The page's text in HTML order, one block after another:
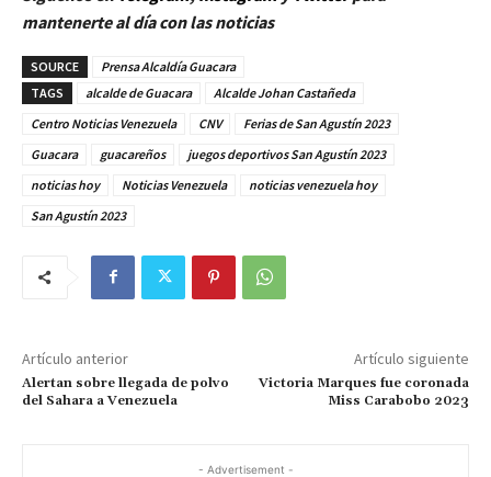
mantenerte al día con las noticias
SOURCE
Prensa Alcaldía Guacara
TAGS
alcalde de Guacara
Alcalde Johan Castañeda
Centro Noticias Venezuela
CNV
Ferias de San Agustín 2023
Guacara
guacareños
juegos deportivos San Agustín 2023
noticias hoy
Noticias Venezuela
noticias venezuela hoy
San Agustín 2023
Artículo anterior
Alertan sobre llegada de polvo
del Sahara a Venezuela
Artículo siguiente
Victoria Marques fue coronada
Miss Carabobo 2023
- Advertisement -